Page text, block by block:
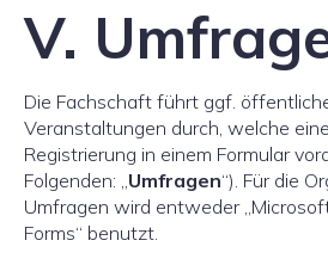
V.
Die Fachschaft führt ggf.
Veranstaltungen durch, welche
Registrierung in einem Formular
Folgenden: „Umfragen“). Für die
Umfragen wird entweder
Forms“ benutzt.